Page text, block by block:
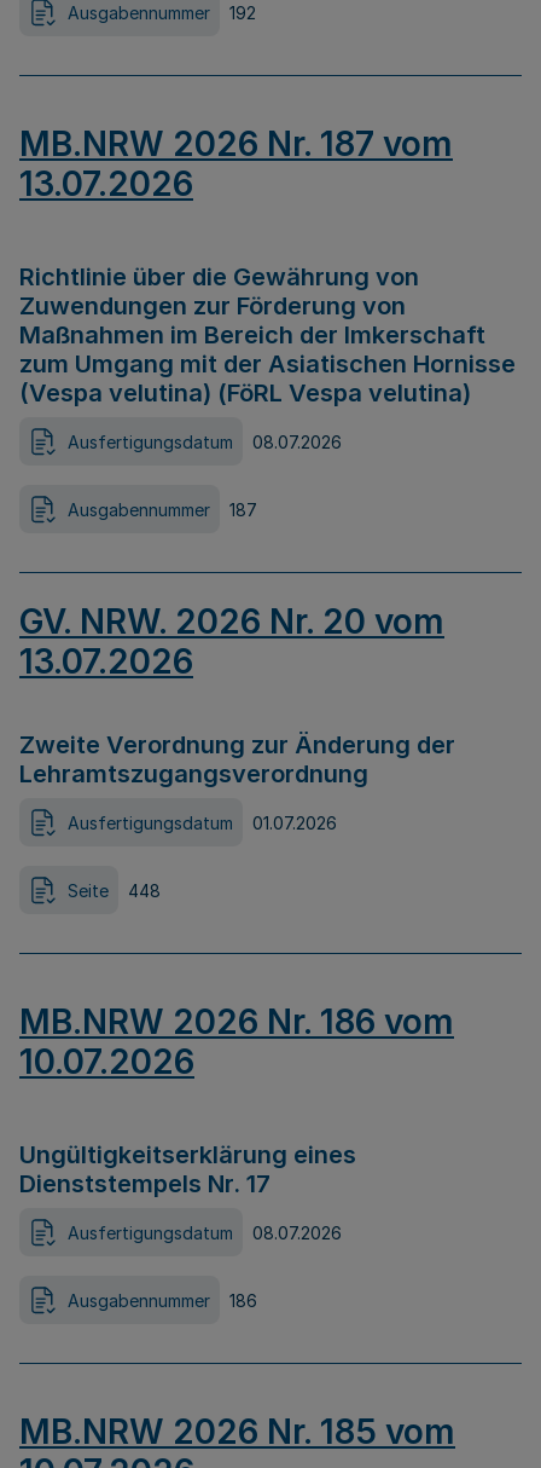
Ausgabennummer 192
MB.NRW 2026 Nr. 187 vom
13.07.2026
Richtlinie über die Gewährung von
Zuwendungen zur Förderung von
Maßnahmen im Bereich der Imkerschaft
zum Umgang mit der Asiatischen Hornisse
(Vespa velutina) (FöRL Vespa velutina)
Ausfertigungsdatum 08.07.2026
Ausgabennummer 187
GV. NRW. 2026 Nr. 20 vom
13.07.2026
Zweite Verordnung zur Änderung der
Lehramtszugangsverordnung
Ausfertigungsdatum 01.07.2026
Seite 448
MB.NRW 2026 Nr. 186 vom
10.07.2026
Ungültigkeitserklärung eines
Dienststempels Nr. 17
Ausfertigungsdatum 08.07.2026
Ausgabennummer 186
MB.NRW 2026 Nr. 185 vom